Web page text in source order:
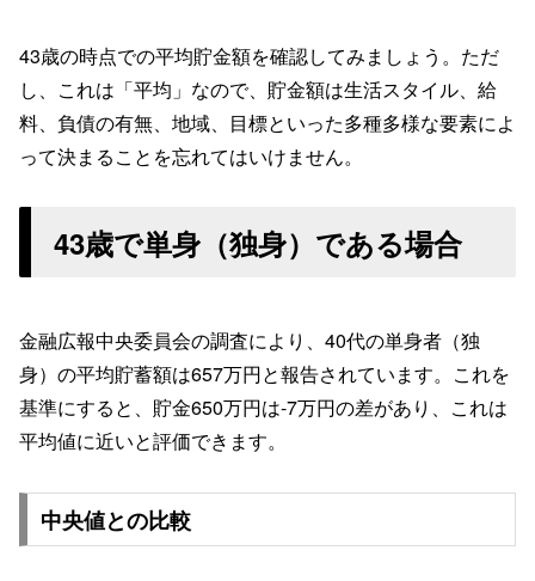
43歳の時点での平均貯金額を確認してみましょう。ただ
し、これは「平均」なので、貯金額は生活スタイル、給
料、負債の有無、地域、目標といった多種多様な要素によ
って決まることを忘れてはいけません。
43歳で単身（独身）である場合
金融広報中央委員会の調査により、40代の単身者（独
身）の平均貯蓄額は657万円と報告されています。これを
基準にすると、貯金650万円は-7万円の差があり、これは
平均値に近いと評価できます。
中央値との比較